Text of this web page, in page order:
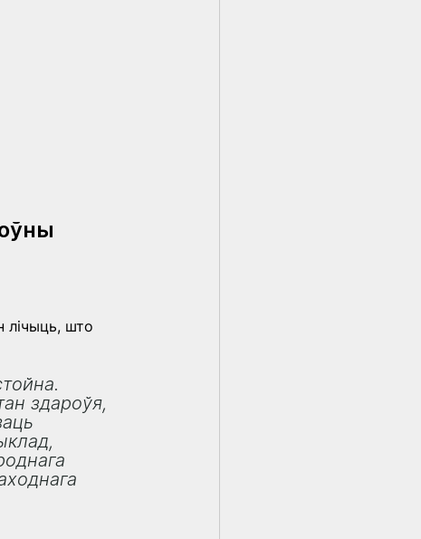
лічыць, што
здароўя,